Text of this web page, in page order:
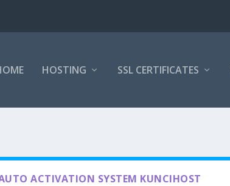
HOSTING SSL CERTIFICATES
ACTIVATION SYSTEM KUNCIHOST